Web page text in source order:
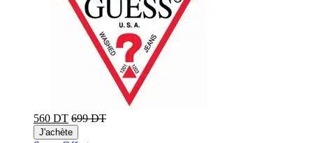
560 DT 699 DT
J'achète